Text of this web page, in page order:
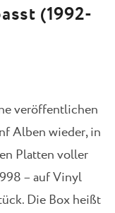
(1992-
veröffentlichen
Alben wieder, in
Platten voller
– auf Vinyl
Die Box heißt